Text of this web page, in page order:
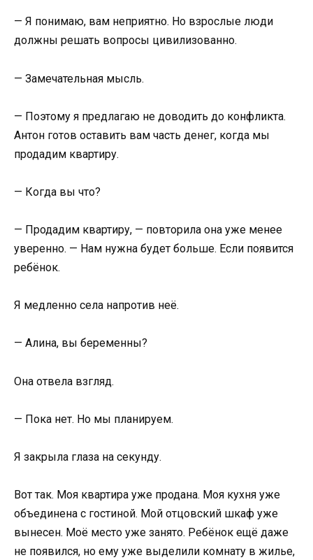
— Я понимаю, вам неприятно. Но взрослые люди
должны решать вопросы цивилизованно.
— Замечательная мысль.
— Поэтому я предлагаю не доводить до конфликта.
Антон готов оставить вам часть денег, когда мы
продадим квартиру.
— Когда вы что?
— Продадим квартиру, — повторила она уже менее
уверенно. — Нам нужна будет больше. Если появится
ребёнок.
Я медленно села напротив неё.
— Алина, вы беременны?
Она отвела взгляд.
— Пока нет. Но мы планируем.
Я закрыла глаза на секунду.
Вот так. Моя квартира уже продана. Моя кухня уже
объединена с гостиной. Мой отцовский шкаф уже
вынесен. Моё место уже занято. Ребёнок ещё даже
не появился, но ему уже выделили комнату в жилье,